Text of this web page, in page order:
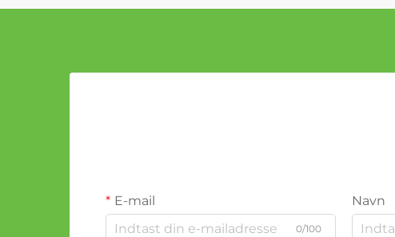
E-mail
0/100
Navn